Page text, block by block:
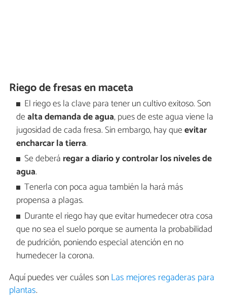
Riego de fresas en maceta
El riego es la clave para tener un cultivo exitoso. Son
dealta demanda de agua, pues de este agua viene la
jugosidad de cada fresa. Sin embargo, hay queevitar
encharcar la tierra.
Se deberá regar a diario y controlar los niveles de
agua.
Tenerla con poca agua también la hará más
propensa a plagas.
Durante el riego hay que evitar humedecer otra cosa
que no sea el suelo porque se aumenta la probabilidad
de pudrición, poniendo especial atención en no
humedecer la corona.
Aquí puedes ver cuáles sonLas mejores regaderas para
plantas.